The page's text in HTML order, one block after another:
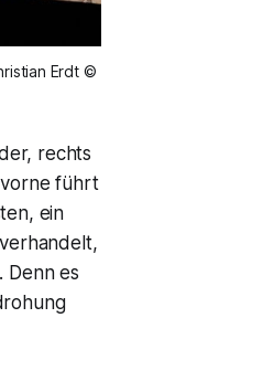
Erdt ©
rechts
führt
ein
Denn es